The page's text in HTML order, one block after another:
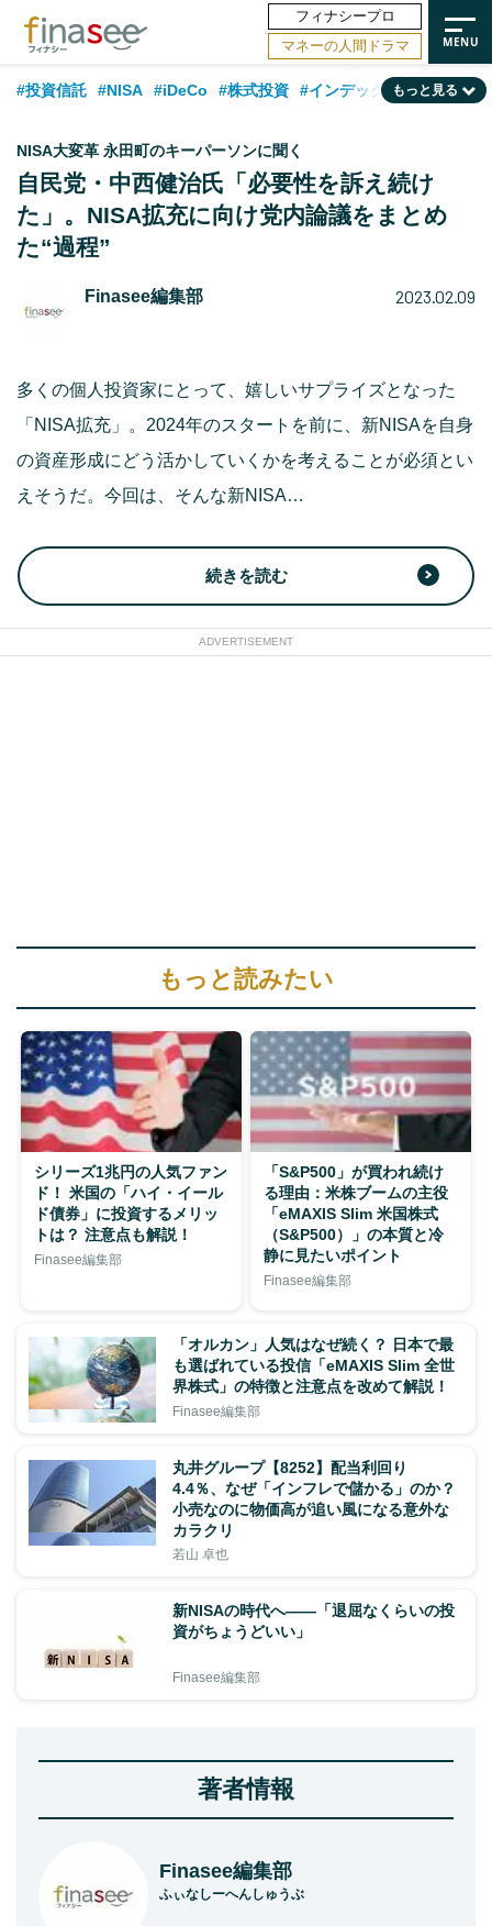
フィナシープロ
マネーの人間ドラマ
#投資信託 #NISA #iDeCo #株式投資 #インデックスファンド
#ランキング #日本株 #公的年金 #40代 #トレンド
#フィナンシャル・ウェルビーイング #企業型DC #退職金 #50代
#老後 #データ・調査
もっと見る
NISA大変革 永田町のキーパーソンに聞く
自民党・中西健治氏「必要性を訴え続け
た」。NISA拡充に向け党内論議をまとめ
た“過程”
Finasee編集部 2023.02.09
多くの個人投資家にとって、嬉しいサプライズとなった
「NISA拡充」。2024年のスタートを前に、新NISAを自身
の資産形成にどう活かしていくかを考えることが必須とい
えそうだ。今回は、そんな新NISA…
続きを読む
ADVERTISEMENT
もっと読みたい
シリーズ1兆円の人気ファン
ド！ 米国の「ハイ・イール
ド債券」に投資するメリッ
トは？ 注意点も解説！
Finasee編集部
「S&P500」が買われ続け
る理由：米株ブームの主役
「eMAXIS Slim 米国株式
（S&P500）」の本質と冷
静に見たいポイント
Finasee編集部
「オルカン」人気はなぜ続く？ 日本で最
も選ばれている投信「eMAXIS Slim 全世
界株式」の特徴と注意点を改めて解説！
Finasee編集部
丸井グループ【8252】配当利回り
4.4％、なぜ「インフレで儲かる」のか？
小売なのに物価高が追い風になる意外な
カラクリ
若山 卓也
新NISAの時代へ——「退屈なくらいの投
資がちょうどいい」
Finasee編集部
著者情報
Finasee編集部
ふぃなしーへんしゅうぶ